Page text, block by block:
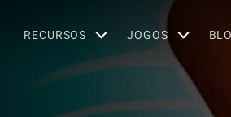
RECURSOS JOGOS